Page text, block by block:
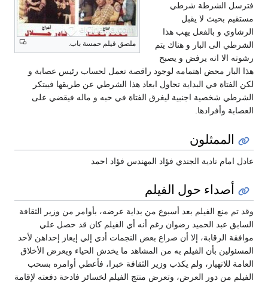
ملصق فيلم خمسة باب.
فترسل الشرطة شرطي
مستقيم بحيث لا يقبل
الرشاوي و بالفعل يهب هذا
الشرطي الى البار و هناك يتم
رشوته الا انه يرفض و يصبح
هذا البار محض اهتمامه لوجود راقصة تعمل لحساب رئيس عصابة و
لكن الفتاة في البداية تحاول ابعاد هذا الشرطي عن طريقها فيبتكر
الشرطي شخصية اجنبية ليغرق الفتاة في حبه و ماله فيقضي على
العصابة وأفرادها.
الممثلون
عادل امام نادية الجندي فؤاد المهندس فؤاد احمد
أصداء حول الفيلم
وقد تم منع الفيلم بعد أسبوع من بداية عرضه، بأوامر من وزير الثقافة
السابق عبد الحميد رضوان رغم أنه أي الفيلم كان قد حصل علي
موافقة الرقابة، إلا أن صراع بعض النجمات أدي إلي إيعاز إحداهن لأحد
المسئولين بأن الفيلم به من المشاهد ما يخدش الحياء ويعرض الأخلاق
العامة للانهيار، ولم يكذب وزير الثقافة خبرا، فأعطي أوامره بسحب
الفيلم من دور العرض، وتعرض منتج الفيلم لخسائر فادحة دفعته لإقامة